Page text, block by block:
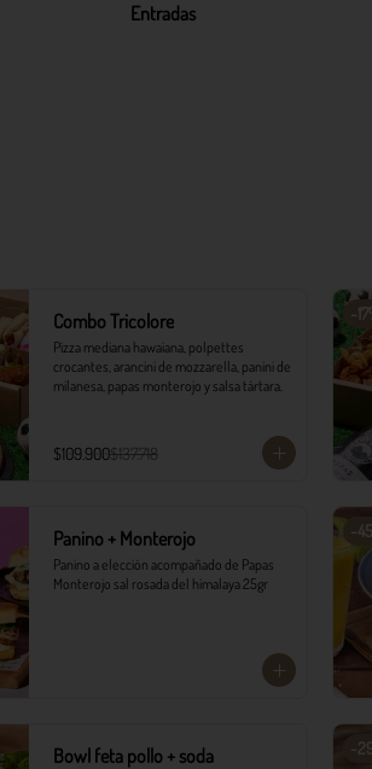
Entradas
Combo Tricolore
Pizza mediana hawaiana, polpettes
crocantes, arancini de mozzarella, panini de
milanesa, papas monterojo y salsa tártara.
$109.900$137.718
-17
Panino + Monterojo
Panino a elección acompañado de Papas
Monterojo sal rosada del himalaya 25gr
-45
Bowl feta pollo + soda -